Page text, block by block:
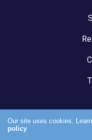
Our site uses cookies.
policy